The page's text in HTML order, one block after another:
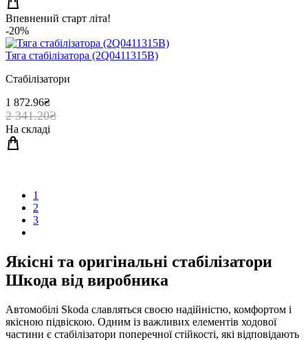
Впевнений старт літа!
-20%
Тяга стабiлiзатора (2Q0411315B)
Стабілізатори
1 872.96₴
2 341.20₴
На складі
1
2
3
Якісні та оригінальні стабілізатори
Шкода від виробника
Автомобілі Skoda славляться своєю надійністю, комфортом і
якісною підвіскою. Одним із важливих елементів ходової
частини є стабілізатори поперечної стійкості, які відповідають